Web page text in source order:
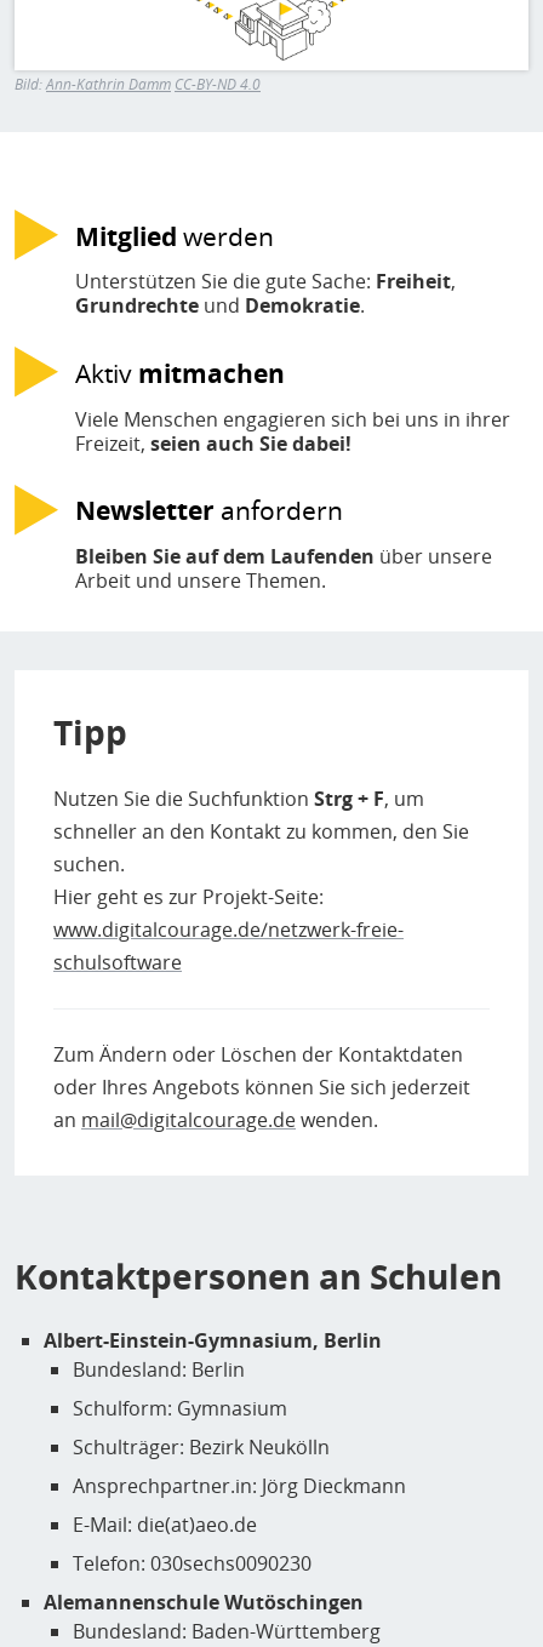
Bild:Ann-Kathrin Damm CC-BY-ND 4.0
Mitglied werden
Unterstützen Sie die gute Sache: Freiheit,
Grundrechte und Demokratie.
Aktiv mitmachen
Viele Menschen engagieren sich bei uns in ihrer
Freizeit, seien auch Sie dabei!
Newsletter anfordern
Bleiben Sie auf dem Laufenden über unsere
Arbeit und unsere Themen.
Tipp
Nutzen Sie die Suchfunktion Strg + F, um
schneller an den Kontakt zu kommen, den Sie
suchen.
Hier geht es zur Projekt-Seite:
www.digitalcourage.de/netzwerk-freie-
schulsoftware
Zum Ändern oder Löschen der Kontaktdaten
oder Ihres Angebots können Sie sich jederzeit
an mail@digitalcourage.dewenden.
Kontaktpersonen an Schulen
Albert-Einstein-Gymnasium, Berlin
Bundesland: Berlin
Schulform: Gymnasium
Schulträger: Bezirk Neukölln
Ansprechpartner.in: Jörg Dieckmann
E-Mail: die(at)aeo.de
Telefon: 030sechs0090230
Alemannenschule Wutöschingen
Bundesland: Baden-Württemberg